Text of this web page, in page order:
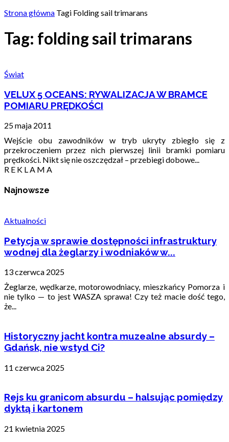
Strona główna Tagi Folding sail trimarans
Tag: folding sail trimarans
Świat
VELUX 5 OCEANS: RYWALIZACJA W BRAMCE
POMIARU PRĘDKOŚCI
25 maja 2011
Wejście obu zawodników w tryb ukryty zbiegło się z
przekroczeniem przez nich pierwszej linii bramki pomiaru
prędkości. Nikt się nie oszczędzał – przebiegi dobowe...
R E K L A M A
Najnowsze
Aktualności
Petycja w sprawie dostępności infrastruktury
wodnej dla żeglarzy i wodniaków w...
13 czerwca 2025
Żeglarze, wędkarze, motorowodniacy, mieszkańcy Pomorza i
nie tylko — to jest WASZA sprawa! Czy też macie dość tego,
że...
Historyczny jacht kontra muzealne absurdy –
Gdańsk, nie wstyd Ci?
11 czerwca 2025
Rejs ku granicom absurdu – halsując pomiędzy
dyktą i kartonem
21 kwietnia 2025